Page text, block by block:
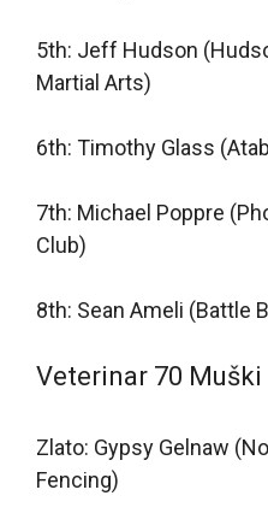
5th: Jeff Hudson
Martial Arts)
6th: Timothy Glass
7th: Michael Poppre
Club)
8th: Sean Ameli (Battle
Veterinar 70 Muški
Zlato: Gypsy Gelnaw
Fencing)